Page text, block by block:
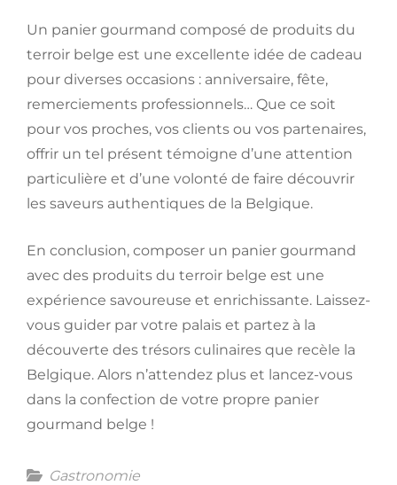
Un panier gourmand composé de produits du
terroir belge est une excellente idée de cadeau
pour diverses occasions : anniversaire, fête,
remerciements professionnels… Que ce soit
pour vos proches, vos clients ou vos partenaires,
offrir un tel présent témoigne d’une attention
particulière et d’une volonté de faire découvrir
les saveurs authentiques de la Belgique.
En conclusion, composer un panier gourmand
avec des produits du terroir belge est une
expérience savoureuse et enrichissante. Laissez-
vous guider par votre palais et partez à la
découverte des trésors culinaires que recèle la
Belgique. Alors n’attendez plus et lancez-vous
dans la confection de votre propre panier
gourmand belge !
Categories
Gastronomie